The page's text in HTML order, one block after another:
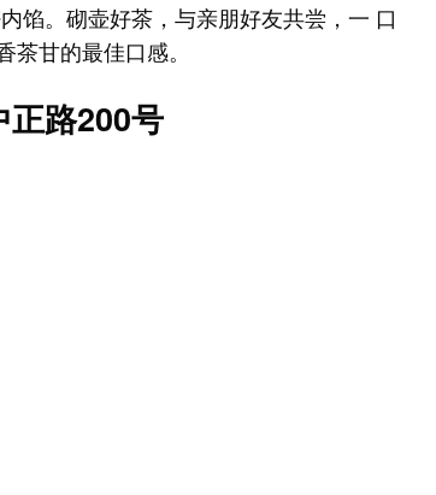
馅。砌壶好茶，与亲朋好友共尝，一 口
甘的最佳口感。
路200号